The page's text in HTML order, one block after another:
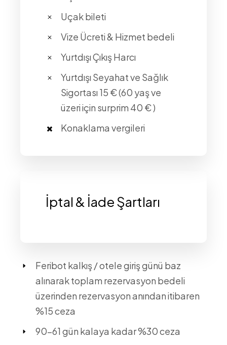
Uçak bileti
Vize Ücreti & Hizmet bedeli
Yurtdışı Çıkış Harcı
Yurtdışı Seyahat ve Sağlık
Sigortası 15 € (60 yaş ve
üzeri için surprim 40 € )
Konaklama vergileri
İptal & İade Şartları
Feribot kalkış / otele giriş günü baz
alınarak toplam rezervasyon bedeli
üzerinden rezervasyon anından itibaren
%15 ceza
90-61 gün kalaya kadar %30 ceza